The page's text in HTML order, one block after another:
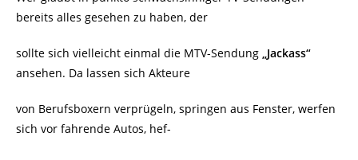
bereits alles gesehen zu haben, der
sollte sich vielleicht einmal die MTV-Sendung „Jackass“
ansehen. Da lassen sich Akteure
von Berufsboxern verprügeln, springen aus Fenster, werfen
sich vor fahrende Autos, hef-